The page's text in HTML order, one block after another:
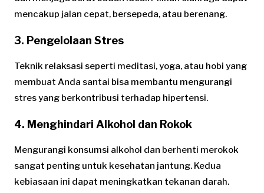
mencakup jalan cepat, bersepeda, atau berenang.
3. Pengelolaan Stres
Teknik relaksasi seperti meditasi, yoga, atau hobi yang
membuat Anda santai bisa membantu mengurangi
stres yang berkontribusi terhadap hipertensi.
4. Menghindari Alkohol dan Rokok
Mengurangi konsumsi alkohol dan berhenti merokok
sangat penting untuk kesehatan jantung. Kedua
kebiasaan ini dapat meningkatkan tekanan darah.